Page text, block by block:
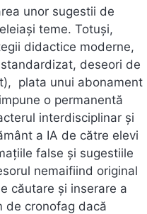
unor sugestii de
teme. Totuși,
didactice moderne,
deseori de
plata unui abonament
o permanentă
interdisciplinar și
a IA de către elevi
false și sugestiile
nemaifiind original
căutare și inserare a
de cronofag dacă